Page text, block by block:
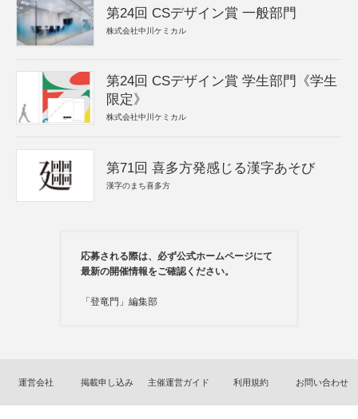
第24回 CSデザイン賞 一般部門
株式会社中川ケミカル
第24回 CSデザイン賞 学生部門《学生
限定》
株式会社中川ケミカル
第71回 喜多方発感じる漢字あそび
漢字のまち喜多方
応募される際は、必ず公式ホームページにて
最新の開催情報をご確認ください。
「登竜門」編集部
運営会社 掲載申し込み 主催運営ガイド 利用規約 お問い合わせ